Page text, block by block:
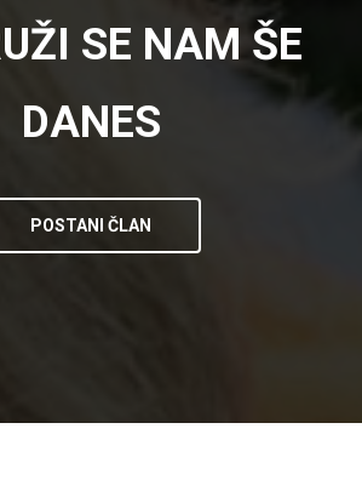
SE NAM ŠE
DANES
POSTANI ČLAN